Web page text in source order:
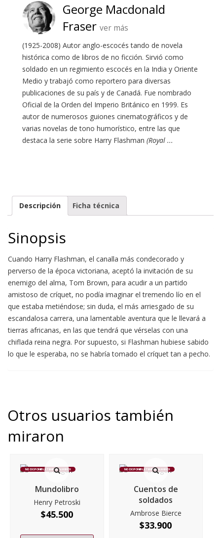
George Macdonald
Fraser ver más
(1925-2008) Autor anglo-escocés tando de novela
histórica como de libros de no ficción. Sirvió como
soldado en un regimiento escocés en la India y Oriente
Medio y trabajó como reportero para diversas
publicaciones de su país y de Canadá. Fue nombrado
Oficial de la Orden del Imperio Británico en 1999. Es
autor de numerosos guiones cinematográficos y de
varias novelas de tono humorístico, entre las que
destaca la serie sobre Harry Flashman (Royal ...
Descripción Ficha técnica
Sinopsis
Cuando Harry Flashman, el canalla más condecorado y
perverso de la época victoriana, aceptó la invitación de su
enemigo del alma, Tom Brown, para acudir a un partido
amistoso de críquet, no podía imaginar el tremendo lío en el
que estaba metiéndose; sin duda, el más arriesgado de su
escandalosa carrera, una lamentable aventura que le llevará a
tierras africanas, en las que tendrá que vérselas con una
chiflada reina negra. Por supuesto, si Flashman hubiese sabido
lo que le esperaba, no se habría tomado el críquet tan a pecho.
Otros usuarios también
miraron
NO DISPONIBLE TEMPORALMENTE
Mundolibro
Henry Petroski
$45.500
NO DISPONIBLE TEMPORALMENTE
Cuentos de
soldados
Ambrose Bierce
$33.900